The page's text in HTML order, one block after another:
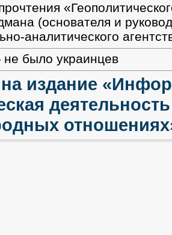
(основателя и
аналитического
было украинцев
на издание